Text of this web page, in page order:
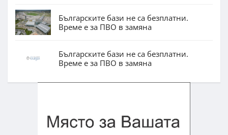
Българските бази не са безплатни.
Време е за ПВО в замяна
Българските бази не са безплатни.
Време е за ПВО в замяна